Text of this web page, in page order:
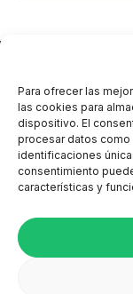
Para ofrecer las
las cookies para
dispositivo. El
procesar datos
identificaciones
consentimiento
características y